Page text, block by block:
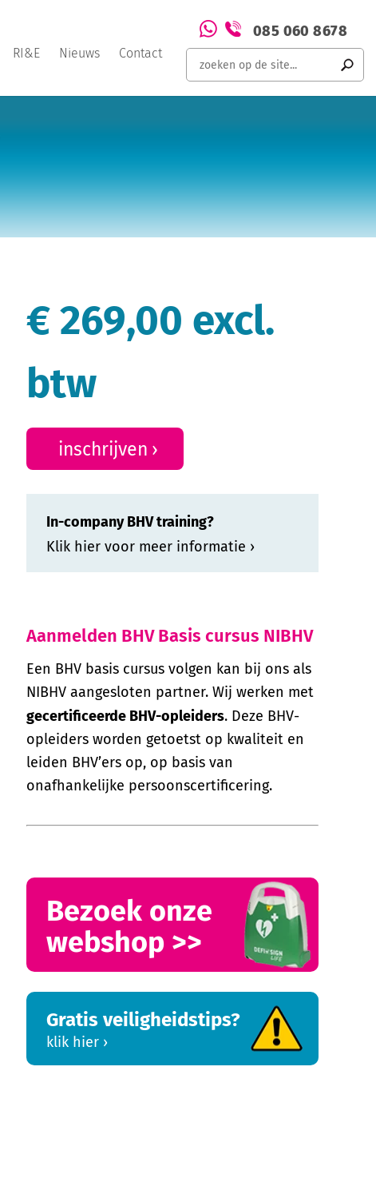
RI&E Nieuws Contact
085 060 8678
€ 269,00 excl.
btw
inschrijven
In-company BHV training?
Klik hier voor meer informatie
Aanmelden BHV Basis cursus NIBHV
Een BHV basis cursus volgen kan bij ons als
NIBHV aangesloten partner. Wij werken met
gecertificeerde BHV-opleiders. Deze BHV-
opleiders worden getoetst op kwaliteit en
leiden BHV’ers op, op basis van
onafhankelijke persoonscertificering.
Bezoek onze
webshop >>
Gratis veiligheidstips?
klik hier